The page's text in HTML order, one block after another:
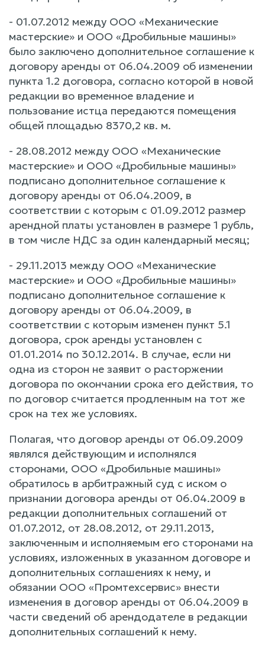
- 01.07.2012 между ООО «Механические
мастерские» и ООО «Дробильные машины»
было заключено дополнительное соглашение к
договору аренды от 06.04.2009 об изменении
пункта 1.2 договора, согласно которой в новой
редакции во временное владение и
пользование истца передаются помещения
общей площадью 8370,2 кв. м.
- 28.08.2012 между ООО «Механические
мастерские» и ООО «Дробильные машины»
подписано дополнительное соглашение к
договору аренды от 06.04.2009, в
соответствии с которым с 01.09.2012 размер
арендной платы установлен в размере 1 рубль,
в том числе НДС за один календарный месяц;
- 29.11.2013 между ООО «Механические
мастерские» и ООО «Дробильные машины»
подписано дополнительное соглашение к
договору аренды от 06.04.2009, в
соответствии с которым изменен пункт 5.1
договора, срок аренды установлен с
01.01.2014 по 30.12.2014. В случае, если ни
одна из сторон не заявит о расторжении
договора по окончании срока его действия, то
по договор считается продленным на тот же
срок на тех же условиях.
Полагая, что договор аренды от 06.09.2009
являлся действующим и исполнялся
сторонами, ООО «Дробильные машины»
обратилось в арбитражный суд с иском о
признании договора аренды от 06.04.2009 в
редакции дополнительных соглашений от
01.07.2012, от 28.08.2012, от 29.11.2013,
заключенным и исполняемым его сторонами на
условиях, изложенных в указанном договоре и
дополнительных соглашениях к нему, и
обязании ООО «Промтехсервис» внести
изменения в договор аренды от 06.04.2009 в
части сведений об арендодателе в редакции
дополнительных соглашений к нему.